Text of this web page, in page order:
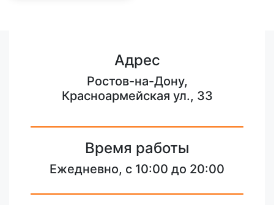
Адрес
Ростов-на-Дону,
Красноармейская ул., 33
Время работы
Ежедневно, с 10:00 до 20:00